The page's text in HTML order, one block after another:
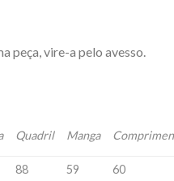
peça, vire-a pelo avesso.
Quadril Manga
88 59
60